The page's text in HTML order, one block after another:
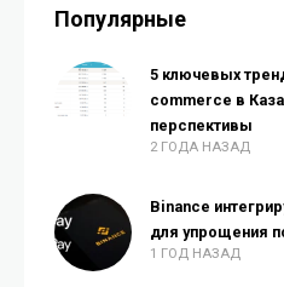
Популярные
5 ключевых
commerce в
перспективы
2 ГОДА НАЗАД
Binance интегрирует Apple Pay и
для упрощения
1 ГОД НАЗАД